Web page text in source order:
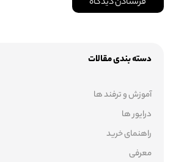
دسته بندی مقالات
آموزش و ترفند ها
درایور ها
راهنمای خرید
معرفی